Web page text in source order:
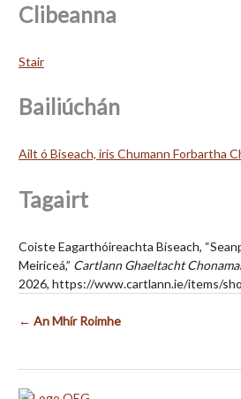
Clibeanna
Stair
Bailiúchán
Ailt ó Biseach, iris Chumann Forbartha
Tagairt
Coiste Eagarthóireachta Biseach,
Meiriceá,” Cartlann Ghaeltacht
2026, https://www.cartlann.ie/items/
← An Mhír Roimhe